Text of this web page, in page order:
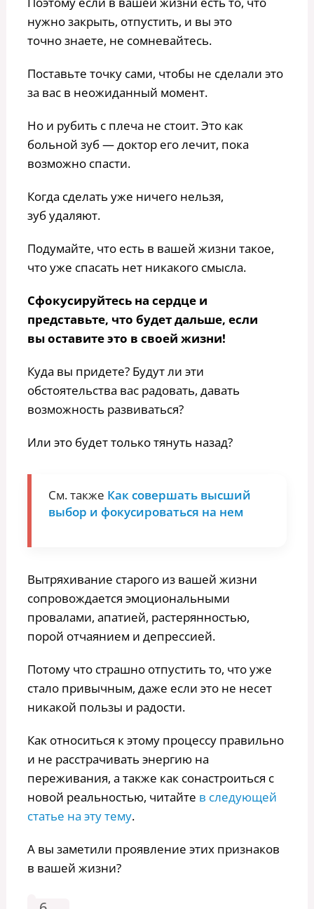
нужно закрыть, отпустить, и вы это
точно знаете, не сомневайтесь.
Поставьте точку сами, чтобы не сделали это
за вас в неожиданный момент.
Но и рубить с плеча не стоит. Это как
больной зуб — доктор его лечит, пока
возможно спасти.
Когда сделать уже ничего нельзя,
зуб удаляют.
Подумайте, что есть в вашей жизни такое,
что уже спасать нет никакого смысла.
Сфокусируйтесь на сердце и
представьте, что будет дальше, если
вы оставите это в своей жизни!
Куда вы придете? Будут ли эти
обстоятельства вас радовать, давать
возможность развиваться?
Или это будет только тянуть назад?
См. также Как совершать высший
выбор и фокусироваться на нем
Вытряхивание старого из вашей жизни
сопровождается эмоциональными
провалами, апатией, растерянностью,
порой отчаянием и депрессией.
Потому что страшно отпустить то, что уже
стало привычным, даже если это не несет
никакой пользы и радости.
Как относиться к этому процессу правильно
и не расстрачивать энергию на
переживания, а также как сонастроиться с
новой реальностью, читайте в следующей
статье на эту тему.
А вы заметили проявление этих признаков
в вашей жизни?